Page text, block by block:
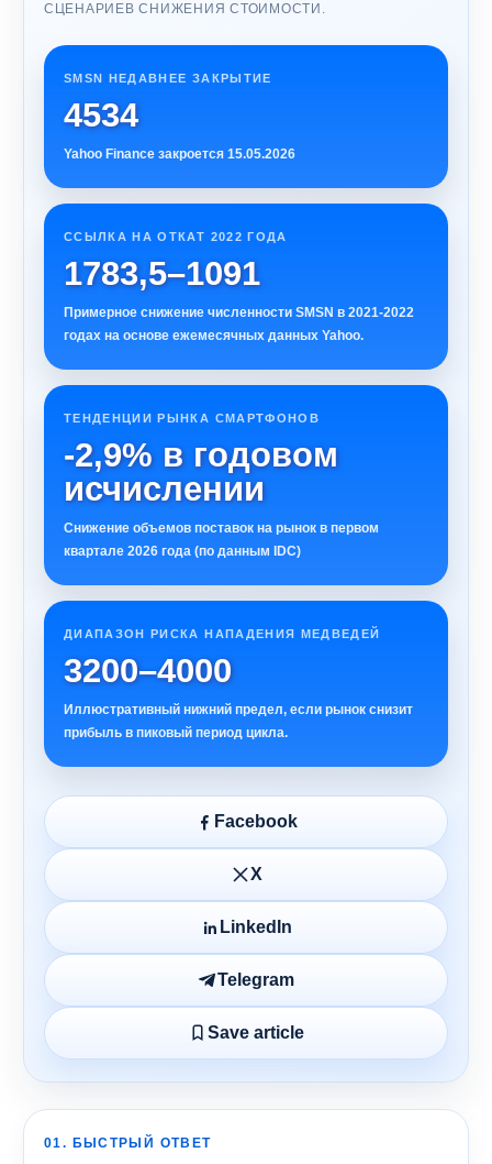
СЦЕНАРИЕВ СНИЖЕНИЯ СТОИМОСТИ.
SMSN НЕДАВНЕЕ ЗАКРЫТИЕ
4534
Yahoo Finance закроется 15.05.2026
ССЫЛКА НА ОТКАТ 2022 ГОДА
1783,5–1091
Примерное снижение численности SMSN в 2021-2022
годах на основе ежемесячных данных Yahoo.
ТЕНДЕНЦИИ РЫНКА СМАРТФОНОВ
-2,9% в годовом
исчислении
Снижение объемов поставок на рынок в первом
квартале 2026 года (по данным IDC)
ДИАПАЗОН РИСКА НАПАДЕНИЯ МЕДВЕДЕЙ
3200–4000
Иллюстративный нижний предел, если рынок снизит
прибыль в пиковый период цикла.
Facebook
X
LinkedIn
Telegram
Save article
01. БЫСТРЫЙ ОТВЕТ